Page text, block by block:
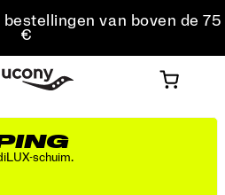
van boven de 75
€
voor alle bestellingen
op je eerste bestelling
schuim.